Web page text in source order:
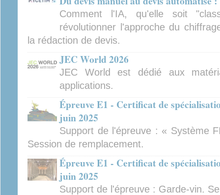
Comment l'IA, qu'elle soit
révolutionner l'approche du
la rédaction de devis.
JEC World 2026
JEC World est dédié aux
applications.
Épreuve E1 - Certificat de
juin 2025
Support de l'épreuve : « Système
Session de remplacement.
Épreuve E1 - Certificat de
juin 2025
Support de l'épreuve : Garde-vin.